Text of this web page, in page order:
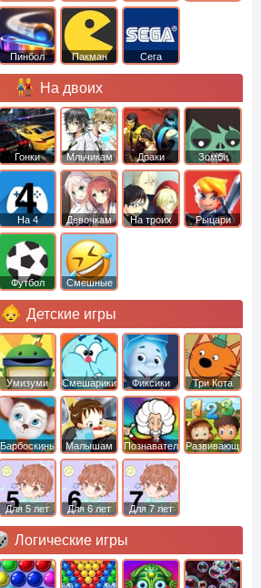
башни
Пинбол Пакман Сега
На двоих
Гонки Мльчикам Драки Зомби
На 4 Девочкам На троих Рыцари
Футбол Смешные
Детские игры
Умизуми Смешарики Фиксики Три Кота
Барбоскины Малышам ПознавательныеРазвивающие
Для 5 лет Для 6 лет Для 7 лет
Логические игры